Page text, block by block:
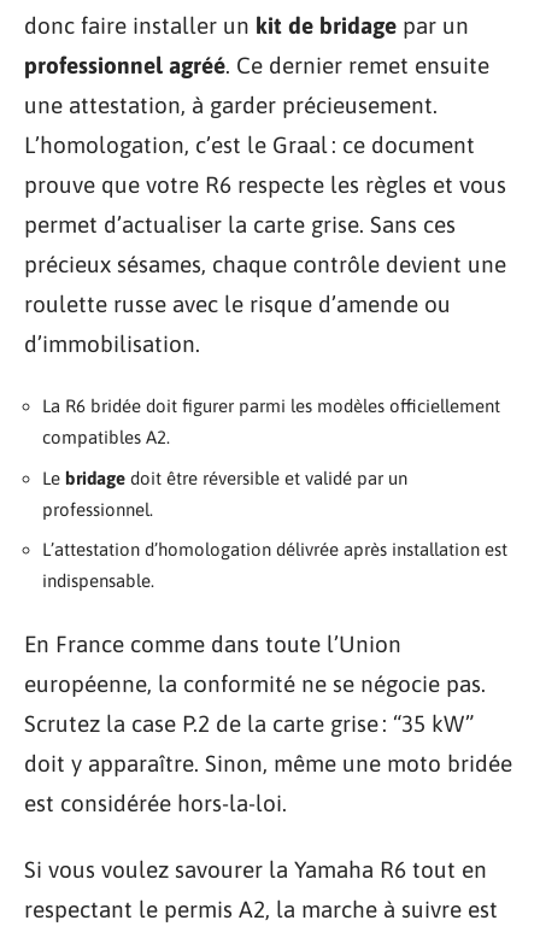
donc faire installer un kit de bridage par un
professionnel agréé. Ce dernier remet ensuite
une attestation, à garder précieusement.
L’homologation, c’est le Graal : ce document
prouve que votre R6 respecte les règles et vous
permet d’actualiser la carte grise. Sans ces
précieux sésames, chaque contrôle devient une
roulette russe avec le risque d’amende ou
d’immobilisation.
La R6 bridée doit figurer parmi les modèles officiellement
compatibles A2.
Le bridage doit être réversible et validé par un
professionnel.
L’attestation d’homologation délivrée après installation est
indispensable.
En France comme dans toute l’Union
européenne, la conformité ne se négocie pas.
Scrutez la case P.2 de la carte grise : “35 kW”
doit y apparaître. Sinon, même une moto bridée
est considérée hors-la-loi.
Si vous voulez savourer la Yamaha R6 tout en
respectant le permis A2, la marche à suivre est